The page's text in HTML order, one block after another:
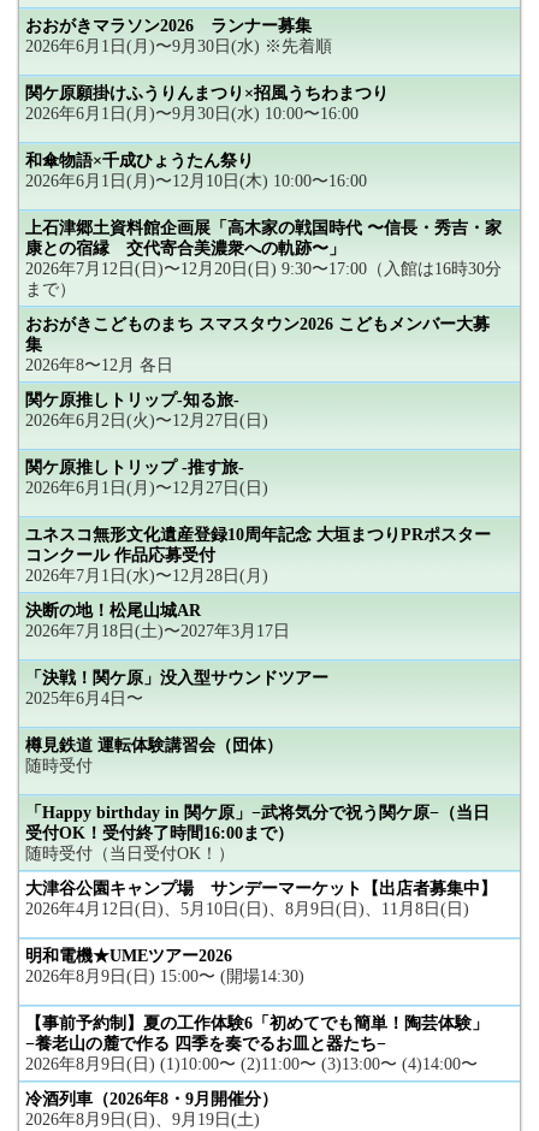
おおがきマラソン2026 ランナー募集
2026年6月1日(月)〜9月30日(水) ※先着順
関ケ原願掛けふうりんまつり×招風うちわまつり
2026年6月1日(月)〜9月30日(水) 10:00〜16:00
和傘物語×千成ひょうたん祭り
2026年6月1日(月)〜12月10日(木) 10:00〜16:00
上石津郷土資料館企画展「高木家の戦国時代 〜信長・秀吉・家
康との宿縁 交代寄合美濃衆への軌跡〜」
2026年7月12日(日)〜12月20日(日) 9:30〜17:00（入館は16時30分
まで）
おおがきこどものまち スマスタウン2026 こどもメンバー大募
集
2026年8〜12月 各日
関ケ原推しトリップ-知る旅-
2026年6月2日(火)〜12月27日(日)
関ケ原推しトリップ -推す旅-
2026年6月1日(月)〜12月27日(日)
ユネスコ無形文化遺産登録10周年記念 大垣まつりPRポスター
コンクール 作品応募受付
2026年7月1日(水)〜12月28日(月)
決断の地！松尾山城AR
2026年7月18日(土)〜2027年3月17日
「決戦！関ケ原」没入型サウンドツアー
2025年6月4日〜
樽見鉄道 運転体験講習会（団体）
随時受付
「Happy birthday in 関ケ原」−武将気分で祝う関ケ原−（当日
受付OK！受付終了時間16:00まで）
随時受付（当日受付OK！）
大津谷公園キャンプ場 サンデーマーケット【出店者募集中】
2026年4月12日(日)、5月10日(日)、8月9日(日)、11月8日(日)
明和電機★UMEツアー2026
2026年8月9日(日) 15:00〜 (開場14:30)
【事前予約制】夏の工作体験6「初めてでも簡単！陶芸体験」
−養老山の麓で作る 四季を奏でるお皿と器たち−
2026年8月9日(日) (1)10:00〜 (2)11:00〜 (3)13:00〜 (4)14:00〜
冷酒列車（2026年8・9月開催分）
2026年8月9日(日)、9月19日(土)